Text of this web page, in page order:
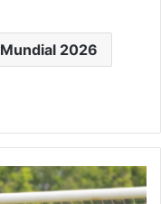
Mundial 2026